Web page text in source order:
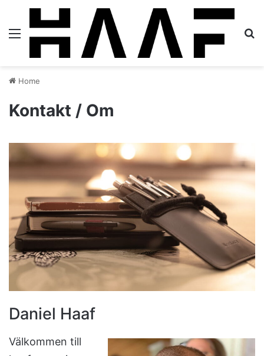
Home
Kontakt / Om
Daniel Haaf
Välkommen till